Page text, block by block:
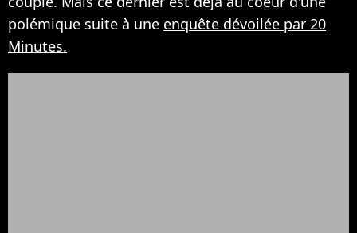
polémique suite à une enquête dévoilée par 20
Minutes.